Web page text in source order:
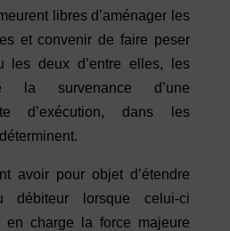
libres d’aménager les
et convenir de faire peser
les deux d’entre elles, les
la survenance d’une
d’exécution, dans les
avoir pour objet d’étendre
débiteur lorsque celui-ci
en charge la force majeure